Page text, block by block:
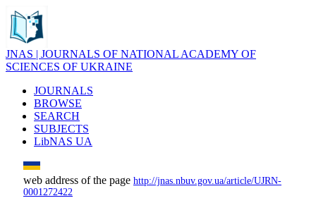
JNAS | JOURNALS OF NATIONAL ACADEMY OF
SCIENCES OF UKRAINE
JOURNALS
BROWSE
SEARCH
SUBJECTS
LibNAS UA
web address of the page http://jnas.nbuv.gov.ua/article/UJRN-
0001272422